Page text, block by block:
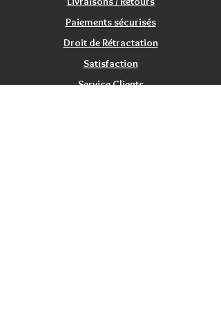
Paiements sécurisés
Droit de Rétractation
Satisfaction
Service Clients